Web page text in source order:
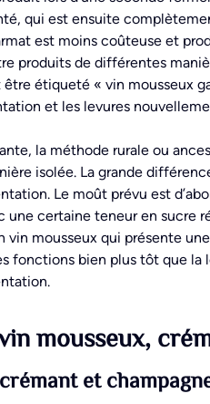
qui est ensuite
est moins coûteuse et
produits de différentes
étiqueté « vin mousseux
et les levures
la méthode rurale ou
isolée. La grande
Le moût prévu est
une certaine teneur en sucre
vin mousseux qui présente
fonctions bien plus tôt que
mousseux,
et